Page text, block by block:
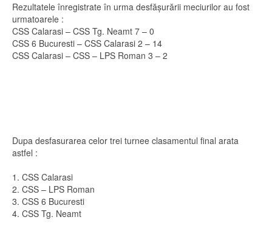
Rezultatele înregistrate în urma desfășurării meciurilor au fost
urmatoarele :
CSS Calarasi – CSS Tg. Neamt 7 – 0
CSS 6 Bucuresti – CSS Calarasi 2 – 14
CSS Calarasi – CSS – LPS Roman 3 – 2
Dupa desfasurarea celor trei turnee clasamentul final arata
astfel :
1. CSS Calarasi
2. CSS – LPS Roman
3. CSS 6 Bucuresti
4. CSS Tg. Neamt